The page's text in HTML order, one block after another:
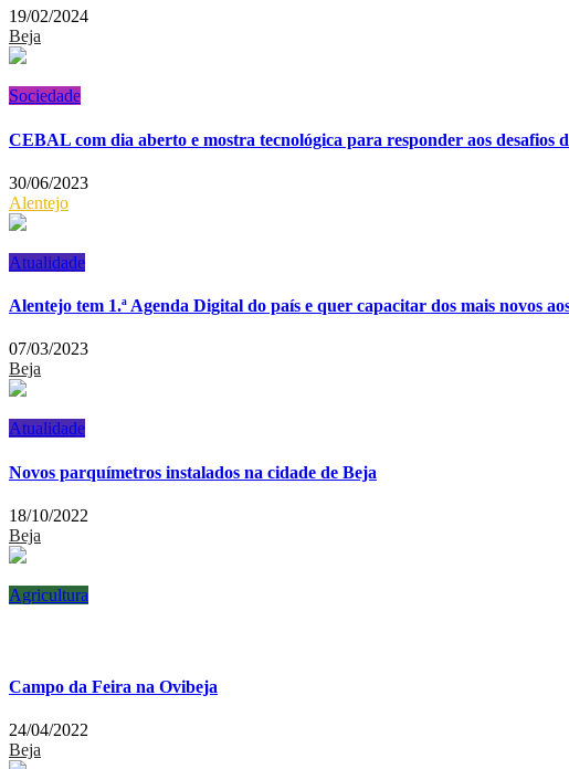
19/02/2024
Beja
Sociedade
CEBAL com dia aberto e mostra tecnológica para responder aos desafios
30/06/2023
Alentejo
Atualidade
Alentejo tem 1.ª Agenda Digital do país e quer capacitar dos mais novos
07/03/2023
Beja
Atualidade
Novos parquímetros instalados na cidade de Beja
18/10/2022
Beja
Agricultura
Campo da Feira na Ovibeja
24/04/2022
Beja